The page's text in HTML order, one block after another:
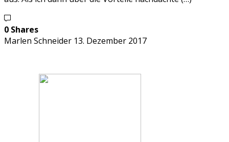
0 Shares
Marlen Schneider 13. Dezember 2017